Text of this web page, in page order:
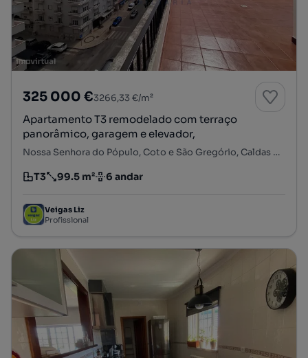
325 000 €3266,33 €/m²
Apartamento T3 remodelado com terraço
panorâmico, garagem e elevador,
Nossa Senhora do Pópulo, Coto e São Gregório, Caldas da Rainha, Leiria
Tipologia
T3
Preço por metro quadrado
99.5 m²
Andar 6 andar
Veigas Liz
Profissional